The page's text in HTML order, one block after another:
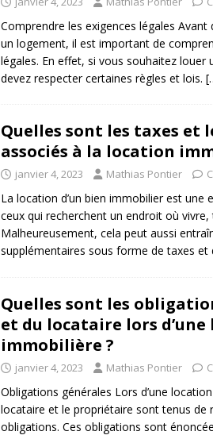
Comprendre les exigences légales
un logement, il est important de
légales. En effet, si vous souhaitez louer
devez respecter certaines règles et lois.
Quelles sont les taxes et
associés à la location
janvier 4, 2023 Mathias Pontier
La location d’un bien immobilier est une
ceux qui recherchent un endroit où
Malheureusement, cela peut aussi
supplémentaires sous forme de taxes et
Quelles sont les
et du locataire lors
immobilière ?
janvier 4, 2023 Mathias Pontier
Obligations générales Lors d’une
locataire et le propriétaire sont tenus de
obligations. Ces obligations sont